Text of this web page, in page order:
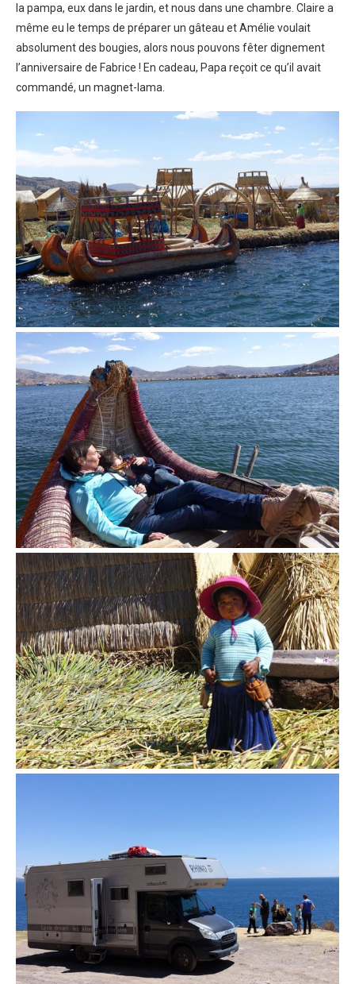
la pampa, eux dans le jardin, et nous dans une chambre. Claire a
même eu le temps de préparer un gâteau et Amélie voulait
absolument des bougies, alors nous pouvons fêter dignement
l’anniversaire de Fabrice ! En cadeau, Papa reçoit ce qu’il avait
commandé, un magnet-lama.